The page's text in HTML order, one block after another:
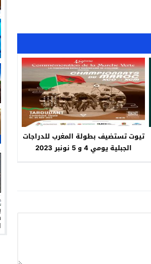
تيوت تستضيف بطولة المغرب للدراجات
الجبلية يومي 4 و 5 نونبر 2023